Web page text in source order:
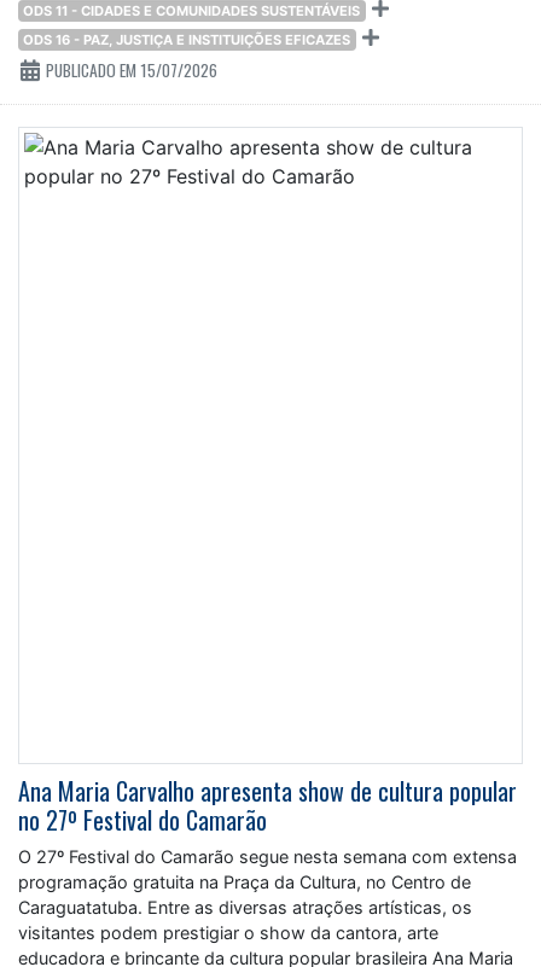
O 27º Festival do Camarão segue nesta semana com extensa
programação gratuita na Praça da Cultura, no Centro de
Caraguatatuba. Entre as diversas atrações artísticas, os
visitantes podem prestigiar o show da cantora, arte
educadora e brincante da cultura popular brasileira Ana Maria
Carvalho. A apresentação será realizada domingo (26/7),
NOTÍCIAS
FUNDACC